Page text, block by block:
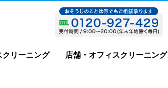
クリーニング 店舗・オフィスクリーニング